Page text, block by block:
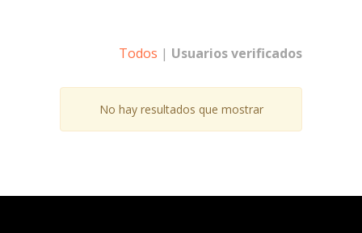
Todos | Usuarios verificados
No hay resultados que mostrar